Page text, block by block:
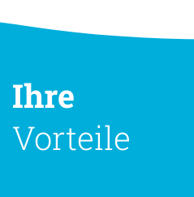
Ihre
Vorteile